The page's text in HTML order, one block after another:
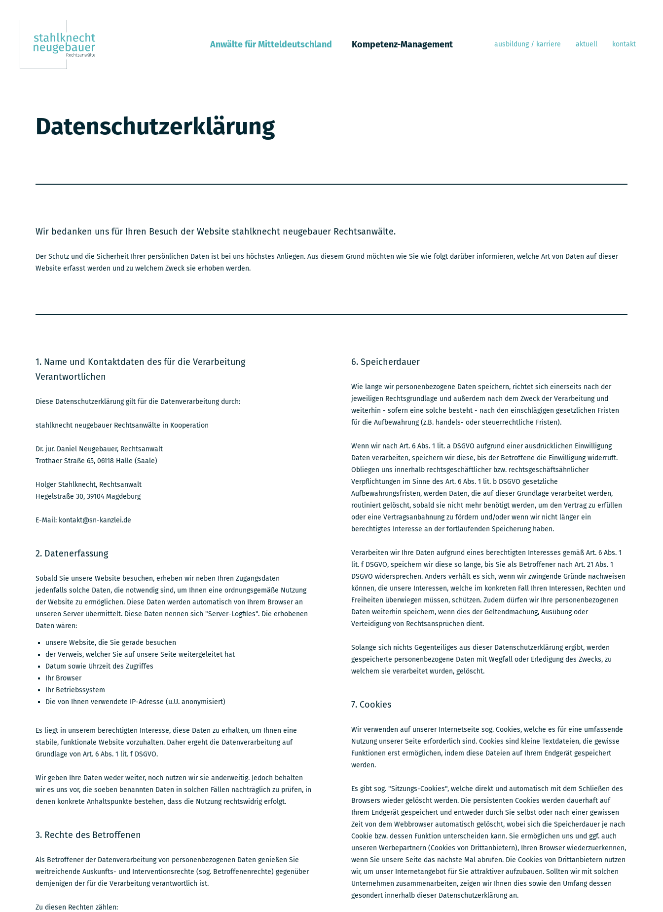
Anwälte für Mitteldeutschland
Rechtsanwalt Jarno Kersten
Kompetenz-Management ausbildung / karriere aktuell kontakt
Datenschutzerklärung
Wir bedanken uns für Ihren Besuch der Website stahlknecht neugebauer Rechtsanwälte.
Der Schutz und die Sicherheit Ihrer persönlichen Daten ist bei uns höchstes Anliegen. Aus diesem Grund möchten wie Sie wie folgt darüber informieren, welche Art von Daten auf dieser
Website erfasst werden und zu welchem Zweck sie erhoben werden.
1. Name und Kontaktdaten des für die Verarbeitung
Verantwortlichen
Diese Datenschutzerklärung gilt für die Datenverarbeitung durch:
stahlknecht neugebauer Rechtsanwälte in Kooperation
Dr. jur. Daniel Neugebauer, Rechtsanwalt
Trothaer Straße 65, 06118 Halle (Saale)
Holger Stahlknecht, Rechtsanwalt
Hegelstraße 30, 39104 Magdeburg
E-Mail: kontakt@sn-kanzlei.de
2. Datenerfassung
Sobald Sie unsere Website besuchen, erheben wir neben Ihren Zugangsdaten
jedenfalls solche Daten, die notwendig sind, um Ihnen eine ordnungsgemäße Nutzung
der Website zu ermöglichen. Diese Daten werden automatisch von Ihrem Browser an
unseren Server übermittelt. Diese Daten nennen sich "Server-Logfiles". Die erhobenen
Daten wären:
unsere Website, die Sie gerade besuchen
der Verweis, welcher Sie auf unsere Seite weitergeleitet hat
Datum sowie Uhrzeit des Zugriffes
Ihr Browser
Ihr Betriebssystem
Die von Ihnen verwendete IP-Adresse (u.U. anonymisiert)
Es liegt in unserem berechtigten Interesse, diese Daten zu erhalten, um Ihnen eine
stabile, funktionale Website vorzuhalten. Daher ergeht die Datenverarbeitung auf
Grundlage von Art. 6 Abs. 1 lit. f DSGVO.
Wir geben Ihre Daten weder weiter, noch nutzen wir sie anderweitig. Jedoch behalten
wir es uns vor, die soeben benannten Daten in solchen Fällen nachträglich zu prüfen, in
denen konkrete Anhaltspunkte bestehen, dass die Nutzung rechtswidrig erfolgt.
3. Rechte des Betroffenen
Als Betroffener der Datenverarbeitung von personenbezogenen Daten genießen Sie
weitreichende Auskunfts- und Interventionsrechte (sog. Betroffenenrechte) gegenüber
demjenigen der für die Verarbeitung verantwortlich ist.
Zu diesen Rechten zählen:
6. Speicherdauer
Wie lange wir personenbezogene Daten speichern, richtet sich einerseits nach der
jeweiligen Rechtsgrundlage und außerdem nach dem Zweck der Verarbeitung und
weiterhin - sofern eine solche besteht - nach den einschlägigen gesetzlichen Fristen
für die Aufbewahrung (z.B. handels- oder steuerrechtliche Fristen).
Wenn wir nach Art. 6 Abs. 1 lit. a DSGVO aufgrund einer ausdrücklichen Einwilligung
Daten verarbeiten, speichern wir diese, bis der Betroffene die Einwilligung widerruft.
Obliegen uns innerhalb rechtsgeschäftlicher bzw. rechtsgeschäftsähnlicher
Verpflichtungen im Sinne des Art. 6 Abs. 1 lit. b DSGVO gesetzliche
Aufbewahrungsfristen, werden Daten, die auf dieser Grundlage verarbeitet werden,
routiniert gelöscht, sobald sie nicht mehr benötigt werden, um den Vertrag zu erfüllen
oder eine Vertragsanbahnung zu fördern und/oder wenn wir nicht länger ein
berechtigtes Interesse an der fortlaufenden Speicherung haben.
Verarbeiten wir Ihre Daten aufgrund eines berechtigten Interesses gemäß Art. 6 Abs. 1
lit. f DSGVO, speichern wir diese so lange, bis Sie als Betroffener nach Art. 21 Abs. 1
DSGVO widersprechen. Anders verhält es sich, wenn wir zwingende Gründe nachweisen
können, die unsere Interessen, welche im konkreten Fall Ihren Interessen, Rechten und
Freiheiten überwiegen müssen, schützen. Zudem dürfen wir Ihre personenbezogenen
Daten weiterhin speichern, wenn dies der Geltendmachung, Ausübung oder
Verteidigung von Rechtsansprüchen dient.
Solange sich nichts Gegenteiliges aus dieser Datenschutzerklärung ergibt, werden
gespeicherte personenbezogene Daten mit Wegfall oder Erledigung des Zwecks, zu
welchem sie verarbeitet wurden, gelöscht.
7. Cookies
Wir verwenden auf unserer Internetseite sog. Cookies, welche es für eine umfassende
Nutzung unserer Seite erforderlich sind. Cookies sind kleine Textdateien, die gewisse
Funktionen erst ermöglichen, indem diese Dateien auf Ihrem Endgerät gespeichert
werden.
Es gibt sog. "Sitzungs-Cookies", welche direkt und automatisch mit dem Schließen des
Browsers wieder gelöscht werden. Die persistenten Cookies werden dauerhaft auf
Ihrem Endgerät gespeichert und entweder durch Sie selbst oder nach einer gewissen
Zeit von dem Webbrowser automatisch gelöscht, wobei sich die Speicherdauer je nach
Cookie bzw. dessen Funktion unterscheiden kann. Sie ermöglichen uns und ggf. auch
unseren Werbepartnern (Cookies von Drittanbietern), Ihren Browser wiederzuerkennen,
wenn Sie unsere Seite das nächste Mal abrufen. Die Cookies von Drittanbietern nutzen
wir, um unser Internetangebot für Sie attraktiver aufzubauen. Sollten wir mit solchen
Unternehmen zusammenarbeiten, zeigen wir Ihnen dies sowie den Umfang dessen
gesondert innerhalb dieser Datenschutzerklärung an.